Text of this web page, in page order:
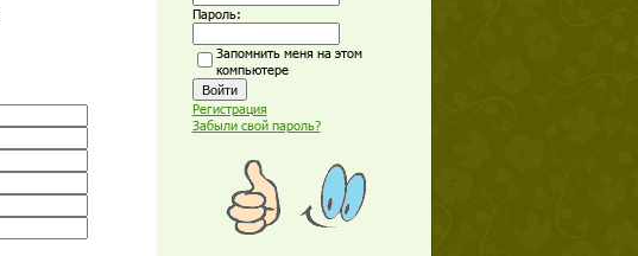
Пароль:
Запомнить меня на этом
компьютере
Регистрация
Забыли свой пароль?